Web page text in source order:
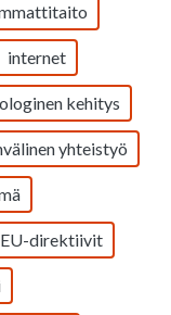
internet
kehitys
yhteistyö
EU-direktiivit